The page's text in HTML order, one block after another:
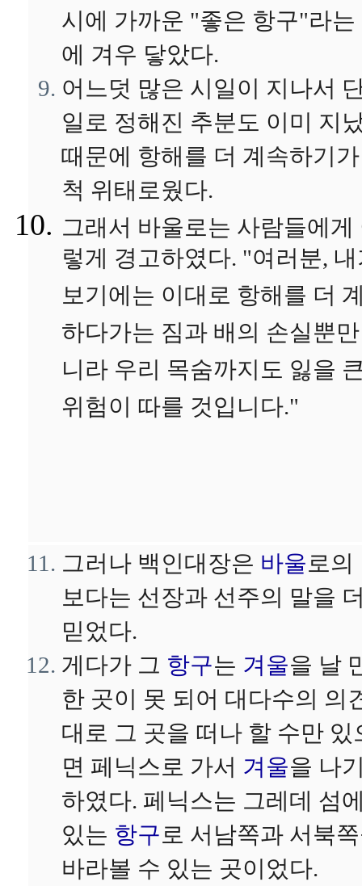
시에 가까운 "좋은 항구"라는
에 겨우 닿았다.
어느덧 많은 시일이 지나서
일로 정해진 추분도 이미 지
때문에 항해를 더 계속하기
척 위태로웠다.
그래서 바울로는 사람들에게
렇게 경고하였다. "여러분,
보기에는 이대로 항해를 더
하다가는 짐과 배의 손실뿐
니라 우리 목숨까지도 잃을
위험이 따를 것입니다."
그러나 백인대장은 바울 로의
보다는 선장과 선주의 말을
믿었다.
게다가 그 항구는 겨울을 날
한 곳이 못 되어 대다수의 의
대로 그 곳을 떠나 할 수만 있
면 페닉스로 가서 겨울을 나
하였다. 페닉스는 그레데 섬
있는 항구 로 서남쪽과 서북
바라볼 수 있는 곳이었다.